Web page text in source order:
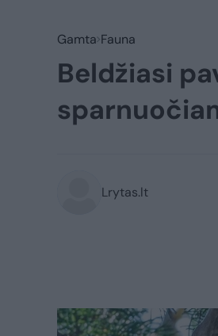
Gamta Fauna
Beldžiasi
Lrytas.lt